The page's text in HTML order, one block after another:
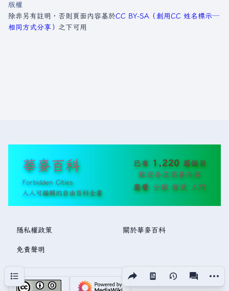
分享此頁面
視圖 更多
目次
版權
除非另有註明，否則頁面內容基於CC BY-SA（創用CC 姓名標示─
相同方式分享） 之下可用
華麥百科
Forbidden Cities
人人可編輯的自由百科全書
已有 1,220 篇條目
歡迎各位完善內容
查看 分類 變更 入門
隱私權政策 關於華麥百科
免責聲明